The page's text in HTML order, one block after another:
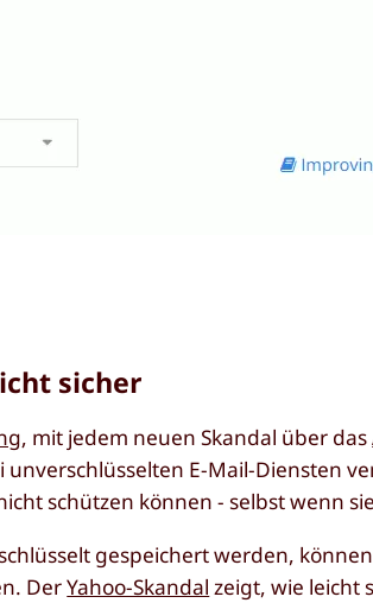
sicher
, mit jedem neuen Skandal über das
unverschlüsselten E-Mail-Diensten
schützen können - selbst wenn
gespeichert werden,
DerYahoo-Skandal zeigt, wie leicht